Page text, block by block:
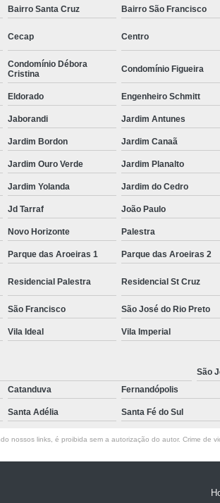
Bairro Santa Cruz Bairro São Francisco
Cecap Centro
Condomínio Débora
Cristina
Condomínio Figueira
Eldorado Engenheiro Schmitt
Jaborandi Jardim Antunes
Jardim Bordon Jardim Canaã
Jardim Ouro Verde Jardim Planalto
Jardim Yolanda Jardim do Cedro
Jd Tarraf João Paulo
Novo Horizonte Palestra
Parque das Aroeiras 1 Parque das Aroeiras 2
Residencial Palestra Residencial St Cruz
São Francisco São José do Rio Preto
Vila Ideal Vila Imperial
São
Catanduva Fernandópolis
Santa Adélia Santa Fé do Sul
links, é proibida sem a autorização do autor. Crime de